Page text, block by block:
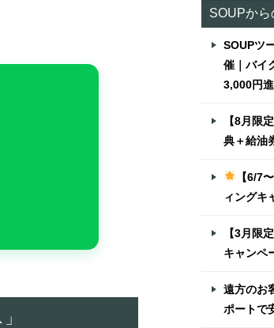
SOUPか
SOUPツ
催｜バイ
3,000円
【8月限
典＋給油
【6/7
ィングキ
【3月限
キャンペ
遠方のお
ポートで